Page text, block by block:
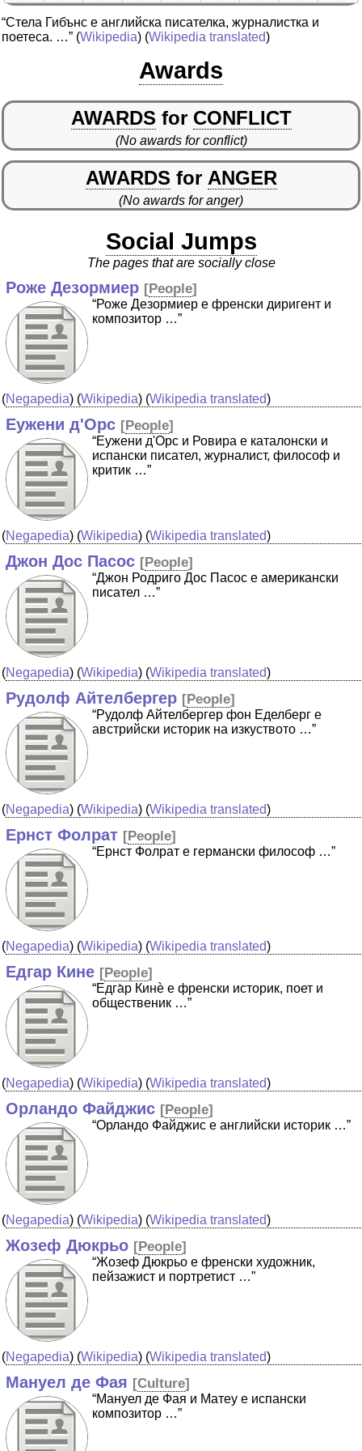
“Стела Гибънс е английска писателка, журналистка и
поетеса. …” (Wikipedia) (Wikipedia translated)
Awards
AWARDS for CONFLICT
(No awards for conflict)
AWARDS for ANGER
(No awards for anger)
Social Jumps
The pages that are socially close
Роже Дезормиер [People]
“Роже Дезормиер е френски диригент и
композитор …”
(Negapedia) (Wikipedia) (Wikipedia translated)
Еужени д'Орс [People]
“Еужени д'Орс и Ровира е каталонски и
испански писател, журналист, философ и
критик …”
(Negapedia) (Wikipedia) (Wikipedia translated)
Джон Дос Пасос [People]
“Джон Родриго Дос Пасос е американски
писател …”
(Negapedia) (Wikipedia) (Wikipedia translated)
Рудолф Айтелбергер [People]
“Рудолф Айтелбергер фон Еделберг е
австрийски историк на изкуството …”
(Negapedia) (Wikipedia) (Wikipedia translated)
Ернст Фолрат [People]
“Ернст Фолрат е германски философ …”
(Negapedia) (Wikipedia) (Wikipedia translated)
Едгар Кине [People]
“Едга̀р Кинѐ е френски историк, поет и
общественик …”
(Negapedia) (Wikipedia) (Wikipedia translated)
Орландо Файджис [People]
“Орландо Файджис е английски историк …”
(Negapedia) (Wikipedia) (Wikipedia translated)
Жозеф Дюкрьо [People]
“Жозеф Дюкрьо е френски художник,
пейзажист и портретист …”
(Negapedia) (Wikipedia) (Wikipedia translated)
Мануел де Фая [Culture]
“Мануел де Фая и Матеу е испански
композитор …”